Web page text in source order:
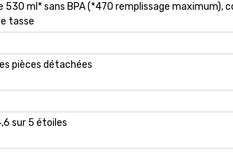
530 ml* sans BPA (*470 remplissage
tasse
pièces détachées
sur 5 étoiles